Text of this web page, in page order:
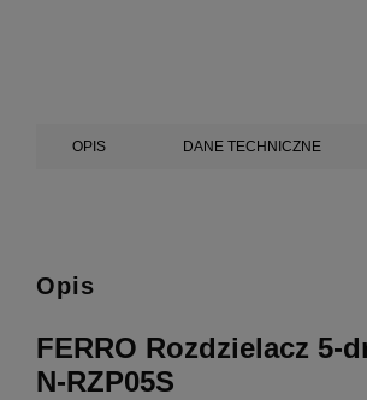
OPIS DANE TECHNICZNE
Opis
FERRO Rozdzielacz 5-
N-RZP05S